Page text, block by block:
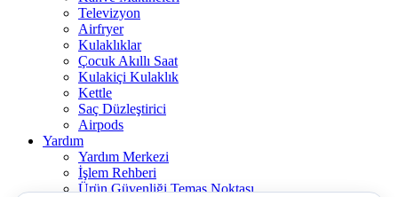
Televizyon
Airfryer
Kulaklıklar
Çocuk Akıllı Saat
Kulakiçi Kulaklık
Kettle
Saç Düzleştirici
Airpods
Yardım
Yardım Merkezi
İşlem Rehberi
Ürün Güvenliği Temas Noktası